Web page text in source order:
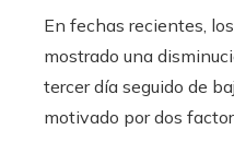
En fechas recientes,
mostrado una
tercer día seguido de
motivado por dos